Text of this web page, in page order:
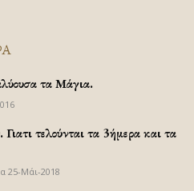
τα Μάγια.
τελούνται τα 3ήμερα και τα
25-Μάι-2018